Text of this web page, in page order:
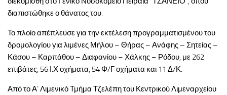
διαπιστώθηκε ο θάνατος του.
Το πλοίο απέπλευσε για την εκτέλεση προγραμματισμένου του
δρομολογίου για λιμένες Μήλου – Θήρας – Ανάφης – Σητείας –
Κάσου – Καρπάθου – Διαφανίου – Χάλκης – Ρόδου, με 262
επιβάτες, 56 Ι.Χ οχήματα, 54 Φ/Γ οχήματα και 11 Δ/Κ.
Από το Α’ Λιμενικό Τμήμα Τζελέπη του Κεντρικού Λιμεναρχείου